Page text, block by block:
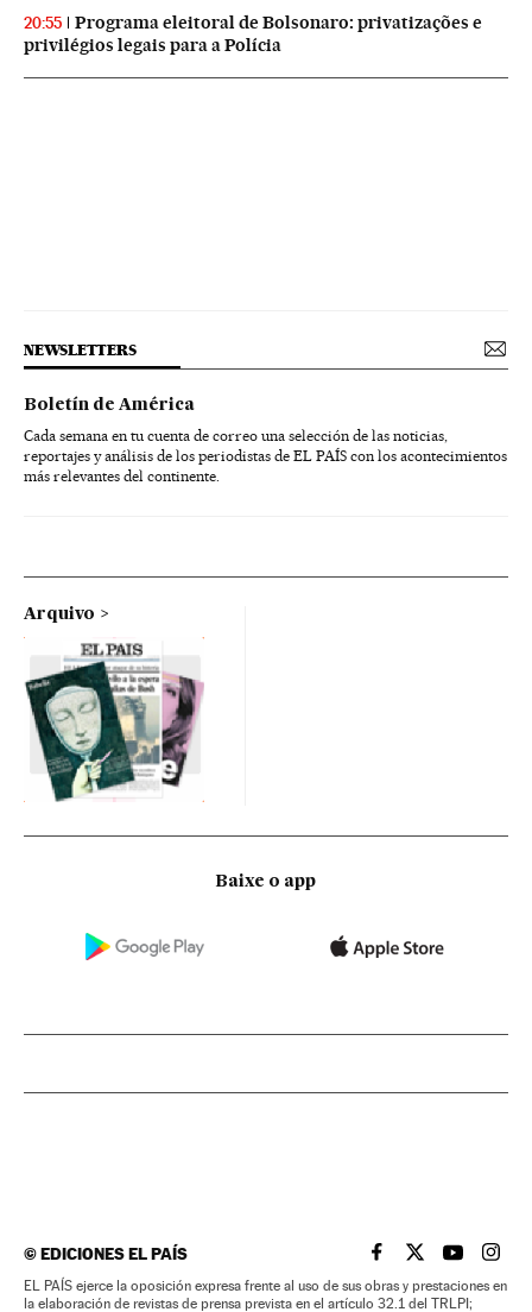
20:55
Programa eleitoral de Bolsonaro: privatizações e
privilégios legais para a Polícia
NEWSLETTERS
Boletín de América
Cada semana en tu cuenta de correo una selección de las noticias,
reportajes y análisis de los periodistas de EL PAÍS con los acontecimientos
más relevantes del continente.
Arquivo
Baixe o app
©EDICIONES EL PAÍS EL PAÍS BRASIL EN
EL PAÍSEL PAÍS
EL
EL PAÍS ejerce la oposición expresa frente al uso de sus obras y prestaciones en
la elaboración de revistas de prensa prevista en el artículo 32.1 del TRLPI;